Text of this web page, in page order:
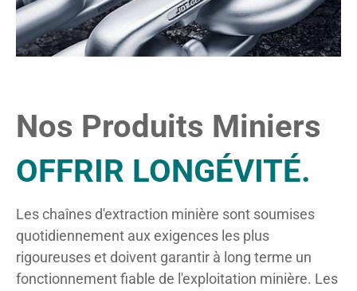
Nos Produits Miniers
OFFRIR LONGÉVITÉ.
Les chaînes d'extraction minière sont soumises
quotidiennement aux exigences les plus
rigoureuses et doivent garantir à long terme un
fonctionnement fiable de l'exploitation minière. Les